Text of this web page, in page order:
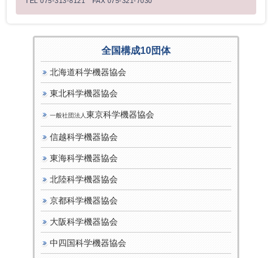
全国構成10団体
北海道科学機器協会
東北科学機器協会
一般社団法人 東京科学機器協会
信越科学機器協会
東海科学機器協会
北陸科学機器協会
京都科学機器協会
大阪科学機器協会
中四国科学機器協会